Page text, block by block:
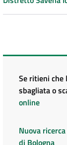
Se ritieni che
sbagliata o
online
Nuova
di Bologna